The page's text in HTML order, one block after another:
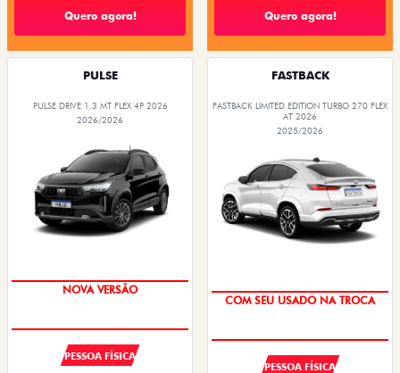
Quero agora! Quero agora!
PULSE
PULSE DRIVE 1.3 MT FLEX 4P 2026
2026/2026
NOVA VERSÃO
PESSOA FÍSICA
FASTBACK
FASTBACK LIMITED EDITION TURBO 270 FLEX
AT 2026
2025/2026
COM SEU USADO NA TROCA
PESSOA FÍSICA